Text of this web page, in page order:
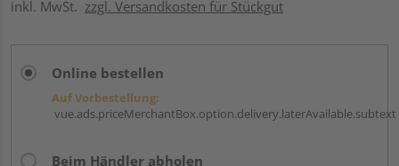
inkl. MwSt. zzgl. Versandkosten für Stückgut
Online bestellen
Auf Vorbestellung:
vue.ads.priceMerchantBox.option.delivery.laterAvailable.subtext
Beim Händler abholen